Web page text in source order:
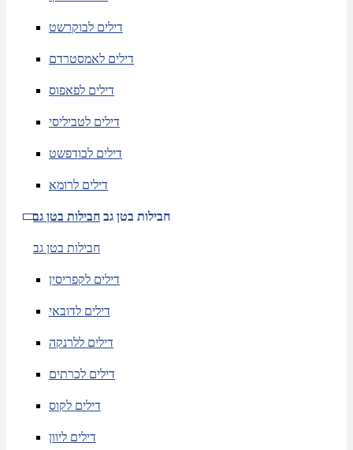
דילים לבוקרשט
דילים לאמסטרדם
דילים לפאפוס
דילים לטביליסי
דילים לבודפשט
דילים לרומא
חבילות בטן גב חבילות בטן גב
חבילות בטן גב
דילים לקפריסין
דילים לדובאי
דילים ללרנקה
דילים לכרתים
דילים לקוס
דילים ליוון